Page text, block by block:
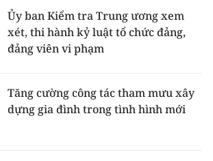
Ủy ban Kiểm tra Trung ương xem
xét, thi hành kỷ luật tổ chức đảng,
đảng viên vi phạm
Tăng cường công tác tham mưu xây
dựng gia đình trong tình hình mới